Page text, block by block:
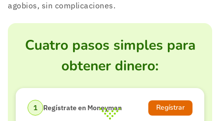
agobios, sin complicaciones.
Cuatro pasos simples para
obtener dinero:
Regístrate en Moneyman Regístrar